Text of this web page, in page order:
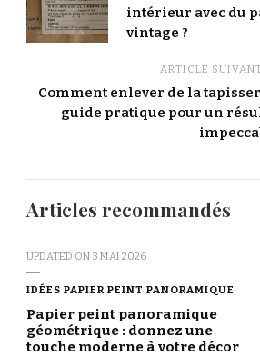
intérieur avec du
vintage ?
ARTICLE
Comment enlever de la
guide pratique pour un
Articles recommandés
UPDATED ON 3 MAI 2026
IDÉES PAPIER PEINT PANORAMIQUE
Papier peint panoramique
géométrique : donnez une
touche moderne à votre décor